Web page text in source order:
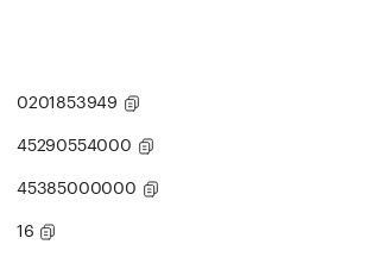
0201853949
45290554000
45385000000
16